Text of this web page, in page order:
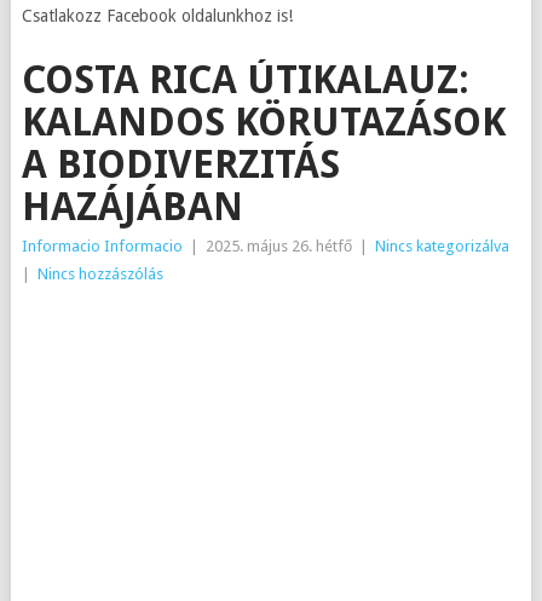
Csatlakozz Facebook oldalunkhoz is!
COSTA RICA ÚTIKALAUZ:
KALANDOS KÖRUTAZÁSOK
A BIODIVERZITÁS
HAZÁJÁBAN
Informacio Informacio 2025. május 26. hétfő
Nincs kategorizálva
Nincs hozzászólás